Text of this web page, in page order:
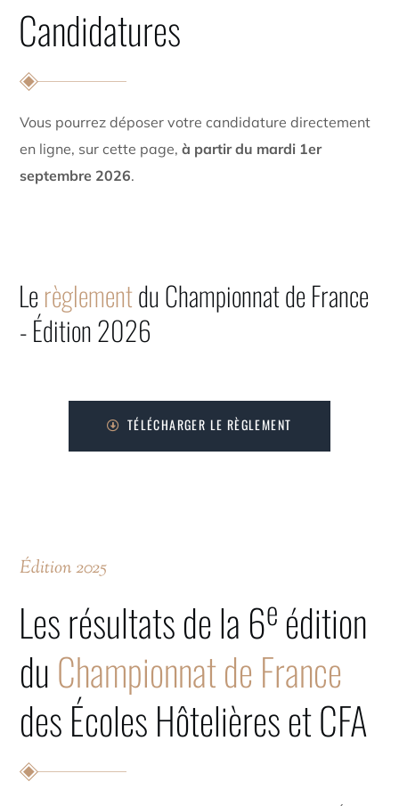
Candidatures
Vous pourrez déposer votre candidature directement
en ligne, sur cette page,à partir du mardi 1er
septembre 2026.
Le règlementdu Championnat de France
- Édition 2026
TÉLÉCHARGER LE RÈGLEMENT
Édition 2025
Les résultats de la 6e édition
duChampionnat de France
des Écoles Hôtelières et CFA